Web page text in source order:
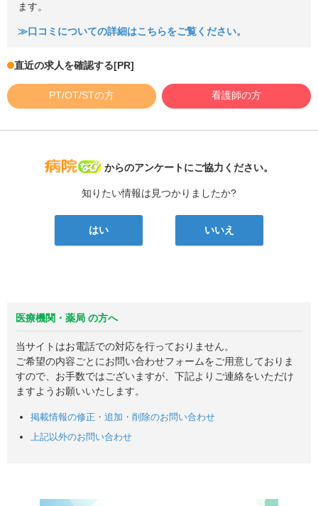
ます。
≫口コミについての詳細はこちらをご覧ください。
直近の求人を確認する[PR]
PT/OT/STの方 看護師の方
病院なび
からのアンケートにご協力ください。
知りたい情報は見つかりましたか?
はい いいえ
医療機関・薬局 の方へ
当サイトはお電話での対応を行っておりません。
ご希望の内容ごとにお問い合わせフォームをご用意しておりま
すので、お手数ではございますが、下記よりご連絡をいただけ
ますようお願いいたします。
掲載情報の修正・追加・削除のお問い合わせ
上記以外のお問い合わせ